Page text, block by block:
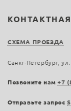
СХЕМА ПРОЕЗДА
Санкт-Петербург,
Позвоните нам+7
Отправьте запрос